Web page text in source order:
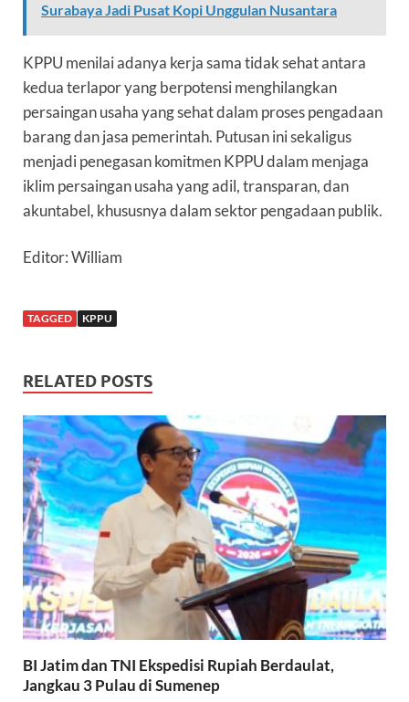
Surabaya Jadi Pusat Kopi Unggulan Nusantara
KPPU menilai adanya kerja sama tidak sehat antara
kedua terlapor yang berpotensi menghilangkan
persaingan usaha yang sehat dalam proses pengadaan
barang dan jasa pemerintah. Putusan ini sekaligus
menjadi penegasan komitmen KPPU dalam menjaga
iklim persaingan usaha yang adil, transparan, dan
akuntabel, khususnya dalam sektor pengadaan publik.
Editor: William
TAGGED KPPU
RELATED POSTS
BI Jatim dan TNI Ekspedisi Rupiah Berdaulat,
Jangkau 3 Pulau di Sumenep